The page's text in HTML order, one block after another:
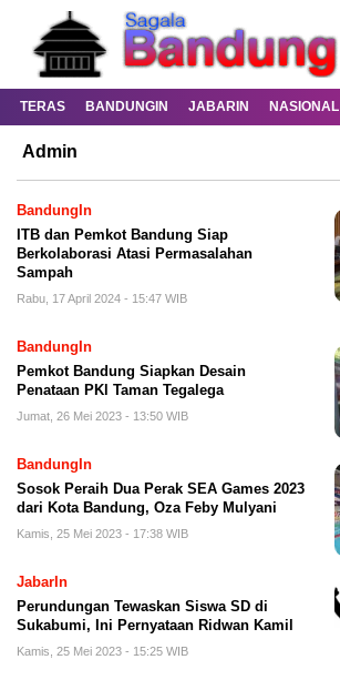
TERAS BANDUNGIN JABARIN NASIONAL
Admin
BandungIn
ITB dan Pemkot Bandung Siap
Berkolaborasi Atasi Permasalahan
Sampah
Rabu, 17 April 2024 - 15:47 WIB
BandungIn
Pemkot Bandung Siapkan Desain
Penataan PKl Taman Tegalega
Jumat, 26 Mei 2023 - 13:50 WIB
BandungIn
Sosok Peraih Dua Perak SEA Games 2023
dari Kota Bandung, Oza Feby Mulyani
Kamis, 25 Mei 2023 - 17:38 WIB
JabarIn
Perundungan Tewaskan Siswa SD di
Sukabumi, Ini Pernyataan Ridwan Kamil
Kamis, 25 Mei 2023 - 15:25 WIB